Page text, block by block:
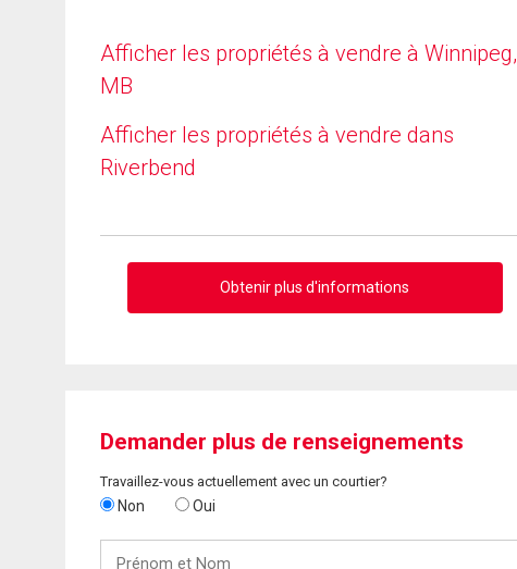
Afficher les propriétés à vendre à Winnipeg,
MB
Afficher les propriétés à vendre dans
Riverbend
Obtenir plus d'informations
Demander plus de renseignements
Travaillez-vous actuellement avec un courtier?
Non Oui